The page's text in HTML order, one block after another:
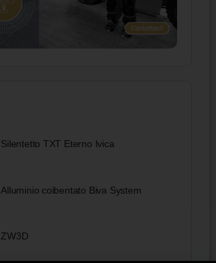
Silentetto TXT Eterno Ivica
Alluminio coibentato Biva System
ZW3D